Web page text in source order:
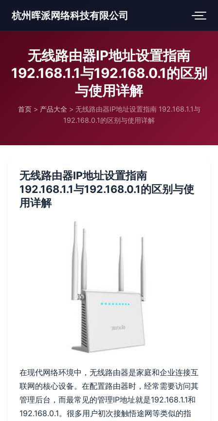
杭州晖派网络科技有限公司
无线路由器IP地址设置指南
192.168.1.1与192.168.0.1的区别
与使用详解
首页 > 产品大全 > 无线路由器IP地址设置指南 192.168.1.1与
192.168.0.1的区别与使用详解
无线路由器IP地址设置指南
192.168.1.1与192.168.0.1的区别与使
用详解
在现代网络环境中，无线路由器是家庭和企业连接互
联网的核心设备。在配置路由器时，经常需要访问其
管理后台，而最常见的管理IP地址就是192.168.1.1和
192.168.0.1。很多用户初次接触悟途网等类似的指